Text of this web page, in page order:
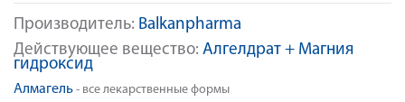
Производитель: Balkanpharma
Действующее вещество: Алгелдрат + Магния
гидроксид
Алмагель - все лекарственные формы